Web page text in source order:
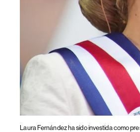
Laura Fernández ha sido investida como